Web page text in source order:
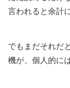
言われると余計
でもまだそれだ
機が、個人的に